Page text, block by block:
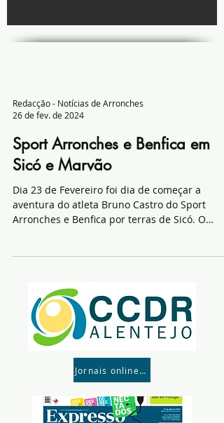
Redacção - Notícias de Arronches
26 de fev. de 2024
Sport Arronches e Benfica em
Sicó e Marvão
Dia 23 de Fevereiro foi dia de começar a
aventura do atleta Bruno Castro do Sport
Arronches e Benfica por terras de Sicó. O
Jornais online- Para consultar